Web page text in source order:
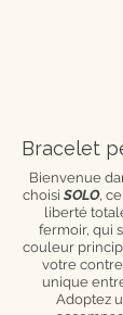
Bracelet
Bienvenue
choisi SOLO,
liberté
fermoir, qui
couleur
votre
unique
Adoptez